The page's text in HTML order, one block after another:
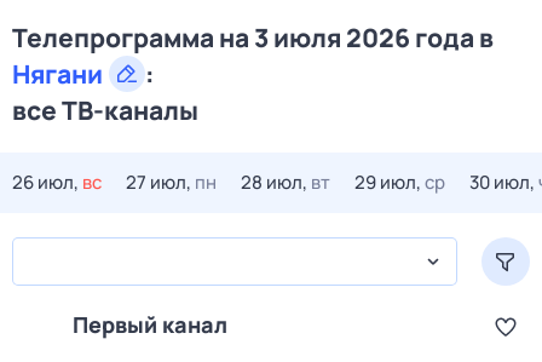
Телепрограмма на 3 июля 2026 года в
Нягани
:
все ТВ-каналы
26 июл, вс 27 июл, пн 28 июл, вт 29 июл,ср 30 июл,
Первый канал